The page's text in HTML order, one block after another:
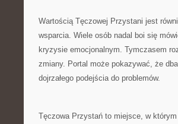
Wartością Tęczowej Przystani jest
wsparcia. Wiele osób nadal boi się
kryzysie emocjonalnym. Tymczasem
zmiany. Portal może pokazywać, że
dojrzałego podejścia do problemów.
Tęczowa Przystań to miejsce, w